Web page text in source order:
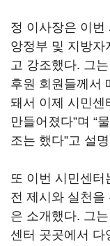
정 이사장은 이번
앙정부 및 지방
고 강조했다. 그
후원 회원들께서
돼서 이제 시민센
만들어졌다”며 “
조는 했다”고 설
또 이번 시민센터
전 제시와 실천
은 소개했다. 그
센터 곳곳에서 다